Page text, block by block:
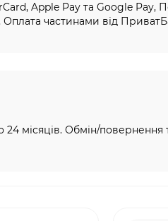
Apple Pay та Google Pay,
частинами від
24 місяців. Обмін/повернення